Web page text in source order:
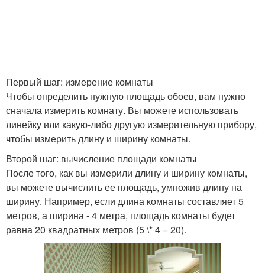
Первый шаг: измерение комнаты
Чтобы определить нужную площадь обоев, вам нужно
сначала измерить комнату. Вы можете использовать
линейку или какую-либо другую измерительную прибору,
чтобы измерить длину и ширину комнаты.
Второй шаг: вычисление площади комнаты
После того, как вы измерили длину и ширину комнаты,
вы можете вычислить ее площадь, умножив длину на
ширину. Например, если длина комнаты составляет 5
метров, а ширина - 4 метра, площадь комнаты будет
равна 20 квадратных метров (5 \* 4 = 20).